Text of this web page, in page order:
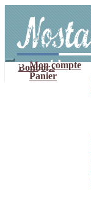
navigation
contenu
Mon compte
Panier
Bonbons